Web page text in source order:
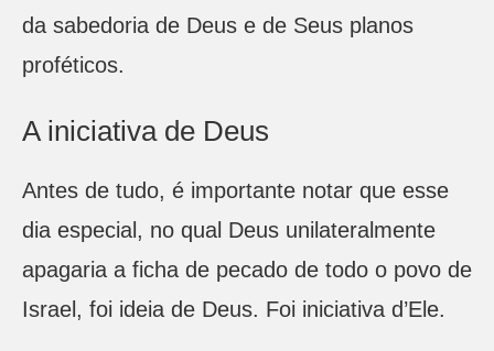
da sabedoria de Deus e de Seus planos
proféticos.
A iniciativa de Deus
Antes de tudo, é importante notar que esse
dia especial, no qual Deus unilateralmente
apagaria a ficha de pecado de todo o povo de
Israel, foi ideia de Deus. Foi iniciativa d’Ele.